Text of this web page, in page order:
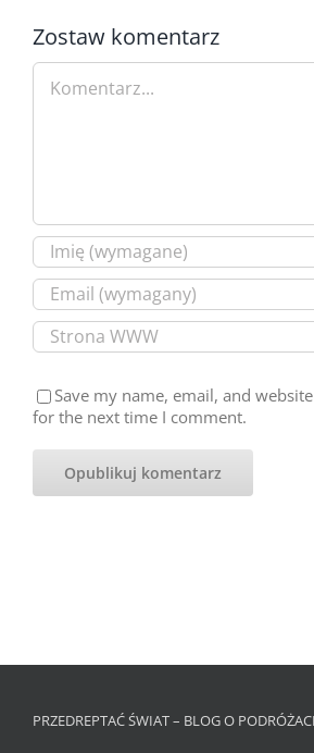
Zostaw komentarz
Comment
Save my name, email, and
for the next time I comment.
PRZEDREPTAĆ ŚWIAT – BLOG O